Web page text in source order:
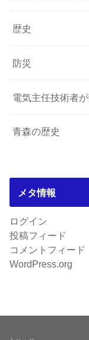
歴史
防災
電気主任技術者
青森の歴史
メタ情報
ログイン
投稿フィード
コメントフィード
WordPress.org